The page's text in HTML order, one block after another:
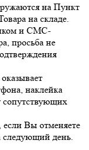
на Пункт
на складе.
и СМС-
просьба не
наклейка
сопутствующих
если Вы отменяете
следующий день.